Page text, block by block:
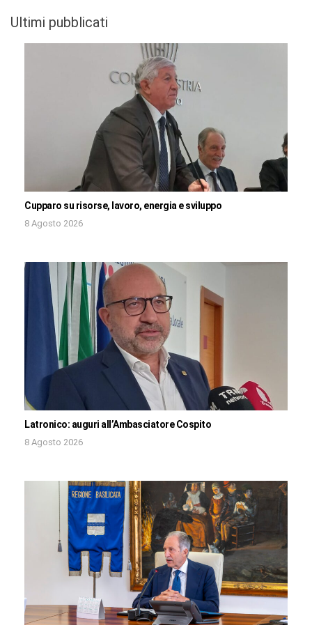
Ultimi pubblicati
Cupparo su risorse, lavoro, energia e sviluppo
8 Agosto 2026
Latronico: auguri all’Ambasciatore Cospito
8 Agosto 2026